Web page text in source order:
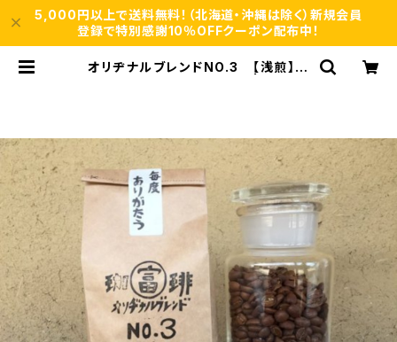
5,000円以上で送料無料！（北海道・沖縄は除く）新規会員
登録で特別感謝10％OFFクーポン配布中！
オリヂナルブレンドNO.3 【浅煎】円